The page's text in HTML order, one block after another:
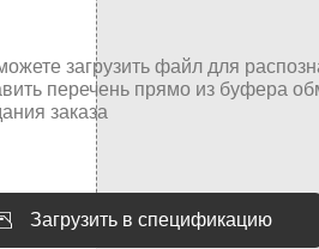
Загрузить в спецификацию